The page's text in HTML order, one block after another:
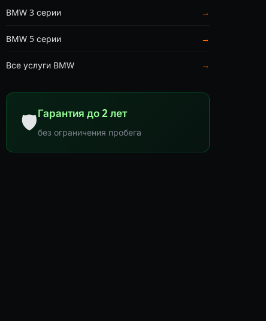
BMW 3 серии →
BMW 5 серии →
Все услуги BMW →
🛡Гарантия до 2 лет
без ограничения пробега